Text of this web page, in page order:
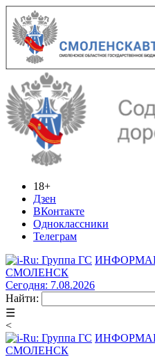
18+
Дзен
ВКонтакте
Одноклассники
Телеграм
СМОЛЕНСК
Сегодня: 7.08.2026
Найти:
☰
<
СМОЛЕНСК